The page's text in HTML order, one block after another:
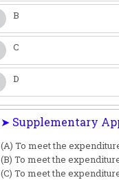
B
C
D
➤ Supplementary
(A) To meet the
(B) To meet the
(C) To meet the